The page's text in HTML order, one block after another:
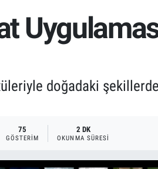
doğadaki
75
GÖSTERIM
2 DK
OKUNMA SÜRESI